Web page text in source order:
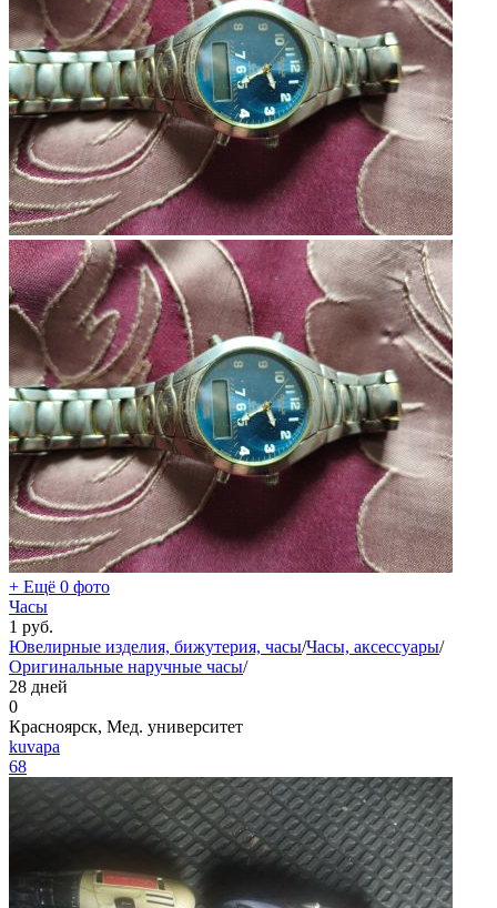
+ Ещё 0 фото
Часы
1 руб.
Ювелирные изделия, бижутерия, часы/Часы, аксессуары/
Оригинальные наручные часы/
28 дней
0
Красноярск, Мед. университет
kuvapa
68